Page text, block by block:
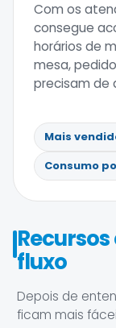
Com os
consegue
horários de
mesa,
precisam de
Mais
Consumo
fluxo
Depois de
ficam mais